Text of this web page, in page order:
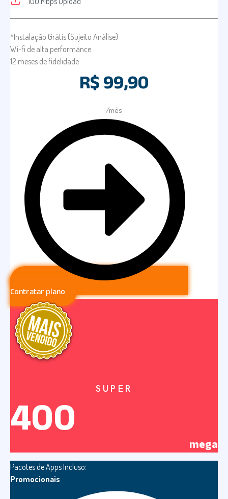
*Instalação Grátis (Sujeito Análise)
Wi-fi de alta performance
12 meses de fidelidade
R$ 99,90
/mês
Contratar plano
SUPER
400 mega
Pacotes de Apps Incluso:
Promocionais